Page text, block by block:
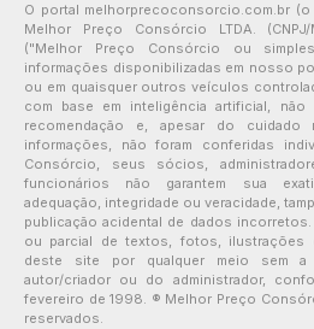
O portal melhorprecoconsorcio.com.br
Melhor Preço Consórcio LTDA.
("Melhor Preço Consórcio ou
informações disponibilizadas em nosso
ou em quaisquer outros veículos
com base em inteligência artificial, não
recomendação e, apesar do
informações, não foram conferidas
Consórcio, seus sócios,
funcionários não garantem sua
adequação, integridade ou veracidade,
publicação acidental de dados
ou parcial de textos, fotos, ilustrações
deste site por qualquer meio sem a
autor/criador ou do administrador,
fevereiro de 1998. ® Melhor Preço
reservados.